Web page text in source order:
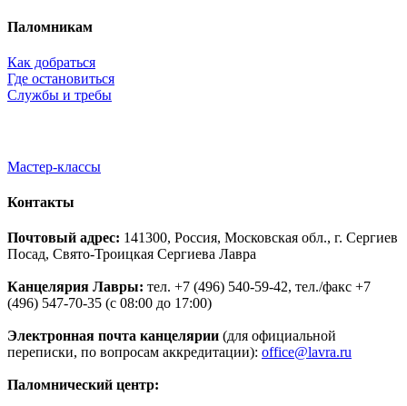
Паломникам
Как добраться
Где остановиться
Службы и требы
Мастер-классы
Контакты
Почтовый адрес: 141300, Россия, Московская обл., г. Сергиев
Посад, Свято-Троицкая Сергиева Лавра
Канцелярия Лавры: тел. +7 (496) 540-59-42, тел./факс +7
(496) 547-70-35 (с 08:00 до 17:00)
Электронная почта канцелярии (для официальной
переписки, по вопросам аккредитации): office@lavra.ru
Паломнический центр: